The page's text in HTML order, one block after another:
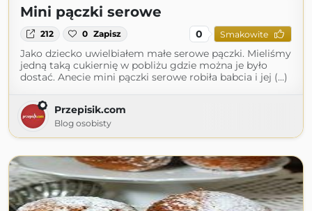
Mini pączki serowe
212 0 Zapisz 0 Smakowite
Jako dziecko uwielbiałem małe serowe pączki. Mieliśmy
jedną taką cukiernię w pobliżu gdzie można je było
dostać. Anecie mini pączki serowe robiła babcia i jej (...)
Przepisik.com
Blog osobisty